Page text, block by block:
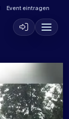
Event eintragen